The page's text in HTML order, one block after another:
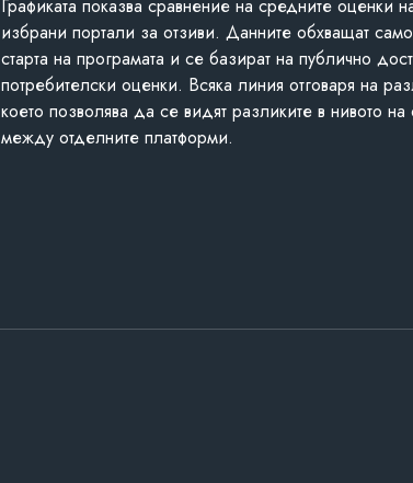
Графиката показва сравнение на средните оценки
избрани портали за отзиви. Данните обхващат
старта на програмата и се базират на публично
потребителски оценки. Всяка линия отговаря на
което позволява да се видят разликите в нивото на
между отделните платформи.